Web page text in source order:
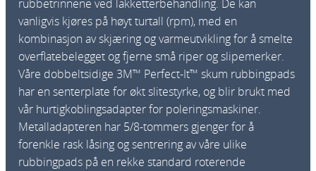
n
n
a
n
t
a
l
l
rubbetrinnene ved lakketterbehandling. De kan
vanligvis kjøres på høyt turtall (rpm), med en
kombinasjon av skjæring og varmeutvikling for å smelte
overflatebelegget og fjerne små riper og slipemerker.
Våre dobbeltsidige 3M™ Perfect-It™ skum rubbingpads
har en senterplate for økt slitestyrke, og blir brukt med
vår hurtigkoblingsadapter for poleringsmaskiner.
Metalladapteren har 5/8-tommers gjenger for å
forenkle rask låsing og sentrering av våre ulike
rubbingpads på en rekke standard roterende